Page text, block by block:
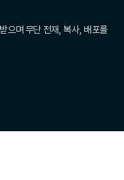
으며 무단 전재, 복사, 배포를